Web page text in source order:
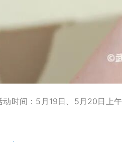
时间：5月19日、5月20日上午